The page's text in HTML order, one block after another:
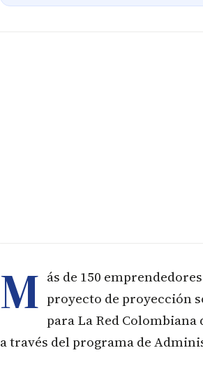
M ás de 150
proyecto de proyección
para La Red Colombiana
a través del programa de